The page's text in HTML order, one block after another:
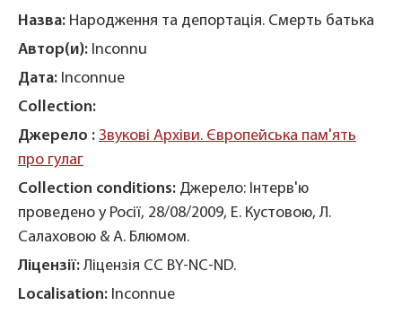
Назва: Народження та депортація. Смерть батька
Автор(и): Inconnu
Дата: Inconnue
Collection:
Джерело : Звукові Архіви. Європейська пам'ять
про гулаг
Collection conditions: Джерело: Інтерв'ю
проведено у Росії, 28/08/2009, Е. Кустовою, Л.
Салаховою & А. Блюмом.
Ліцензії: Ліцензія CC BY-NC-ND.
Localisation: Inconnue